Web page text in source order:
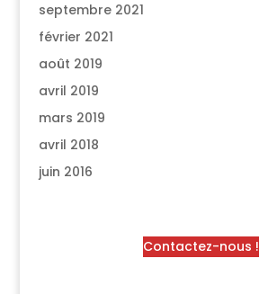
septembre 2021
février 2021
août 2019
avril 2019
mars 2019
avril 2018
juin 2016
Contactez-nous !